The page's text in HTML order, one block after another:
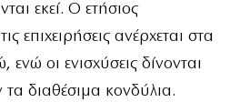
εκεί. Ο ετήσιος
επιχειρήσεις ανέρχεται στα
οι ενισχύσεις δίνονται
τα διαθέσιμα κονδύλια.